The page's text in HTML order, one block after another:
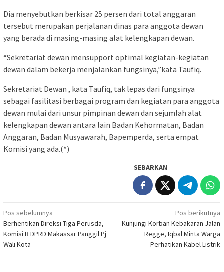
Dia menyebutkan berkisar 25 persen dari total anggaran
tersebut merupakan perjalanan dinas para anggota dewan
yang berada di masing-masing alat kelengkapan dewan.
“Sekretariat dewan mensupport optimal kegiatan-kegiatan
dewan dalam bekerja menjalankan fungsinya,”kata Taufiq.
Sekretariat Dewan , kata Taufiq, tak lepas dari fungsinya
sebagai fasilitasi berbagai program dan kegiatan para anggota
dewan mulai dari unsur pimpinan dewan dan sejumlah alat
kelengkapan dewan antara lain Badan Kehormatan, Badan
Anggaran, Badan Musyawarah, Bapemperda, serta empat
Komisi yang ada.(*)
SEBARKAN
Navigasi
pos
Pos sebelumnya
Berhentikan Direksi Tiga Perusda,
Komisi B DPRD Makassar Panggil Pj
Wali Kota
Pos berikutnya
Kunjungi Korban Kebakaran Jalan
Regge, Iqbal Minta Warga
Perhatikan Kabel Listrik